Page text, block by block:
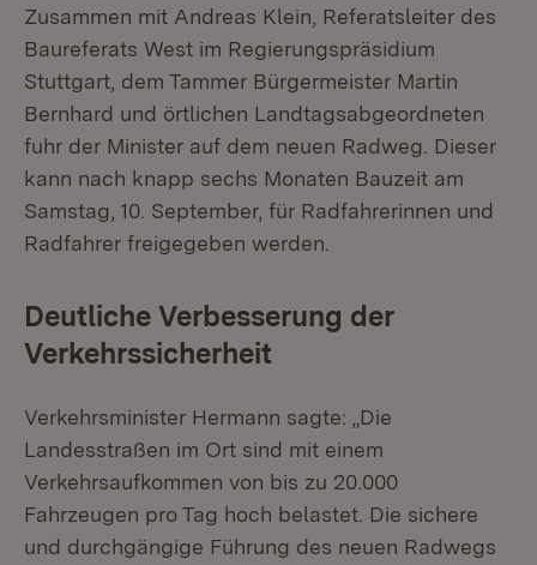
Zusammen mit Andreas Klein, Referatsleiter des
Baureferats West im Regierungspräsidium
Stuttgart, dem Tammer Bürgermeister Martin
Bernhard und örtlichen Landtagsabgeordneten
fuhr der Minister auf dem neuen Radweg. Dieser
kann nach knapp sechs Monaten Bauzeit am
Samstag, 10. September, für Radfahrerinnen und
Radfahrer freigegeben werden.
Deutliche Verbesserung der
Verkehrssicherheit
Verkehrsminister Hermann sagte: „Die
Landesstraßen im Ort sind mit einem
Verkehrsaufkommen von bis zu 20.000
Fahrzeugen pro Tag hoch belastet. Die sichere
und durchgängige Führung des neuen Radwegs